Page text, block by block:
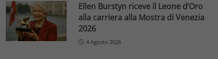
Ellen Burstyn riceve il Leone d’Oro
alla carriera alla Mostra di Venezia
2026
4 Agosto 2026